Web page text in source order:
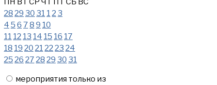
ПН ВТ СР ЧТ ПТ СБ ВС
28 29 30 31 1 2 3
4 5 6 7 8 9 10
11 12 13 14 15 16 17
18 19 20 21 22 23 24
25 26 27 28 29 30 31
мероприятия только из